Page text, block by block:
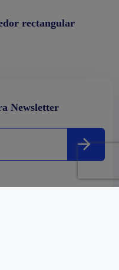
rectangular
Newsletter